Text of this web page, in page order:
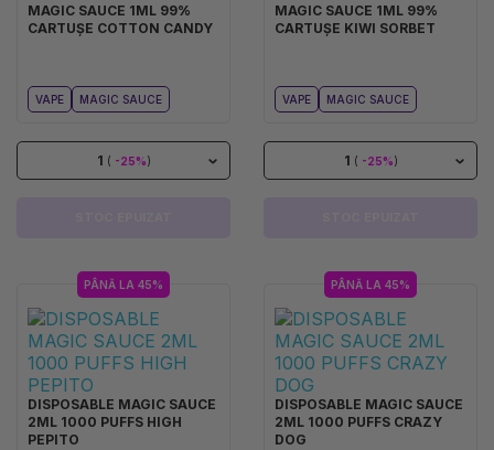
MAGIC SAUCE 1ML 99%
CARTUȘE COTTON CANDY
VAPE MAGIC SAUCE
1 ( -25%)
MAGIC SAUCE 1ML 99%
CARTUȘE KIWI SORBET
VAPE MAGIC SAUCE
1 ( -25%)
PÂNĂ LA 45%
DISPOSABLE MAGIC SAUCE
2ML 1000 PUFFS HIGH
PEPITO
PÂNĂ LA 45%
DISPOSABLE MAGIC SAUCE
2ML 1000 PUFFS CRAZY
DOG